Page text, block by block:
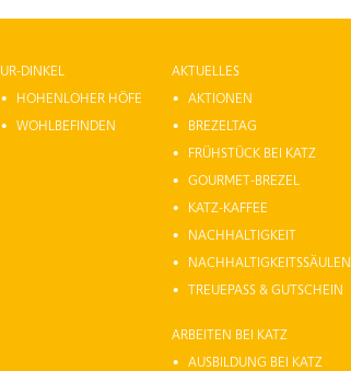
UR-DINKEL
HOHENLOHER HÖFE
WOHLBEFINDEN
AKTUELLES
AKTIONEN
BREZELTAG
FRÜHSTÜCK BEI KATZ
GOURMET-BREZEL
KATZ-KAFFEE
NACHHALTIGKEIT
NACHHALTIGKEITSSÄULEN
TREUEPASS & GUTSCHEIN
ARBEITEN BEI KATZ
AUSBILDUNG BEI KATZ